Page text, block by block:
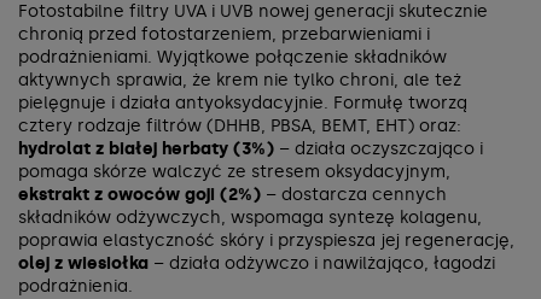
Fotostabilne filtry UVA i UVB nowej generacji skutecznie
chronią przed fotostarzeniem, przebarwieniami i
podrażnieniami. Wyjątkowe połączenie składników
aktywnych sprawia, że krem nie tylko chroni, ale też
pielęgnuje i działa antyoksydacyjnie. Formułę tworzą
cztery rodzaje filtrów (DHHB, PBSA, BEMT, EHT) oraz:
hydrolat z białej herbaty (3%) – działa oczyszczająco i
pomaga skórze walczyć ze stresem oksydacyjnym,
ekstrakt z owoców goji (2%) – dostarcza cennych
składników odżywczych, wspomaga syntezę kolagenu,
poprawia elastyczność skóry i przyspiesza jej regenerację,
olej z wiesiołka – działa odżywczo i nawilżająco, łagodzi
podrażnienia.